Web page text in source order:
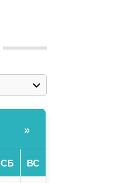
»
СБ ВС